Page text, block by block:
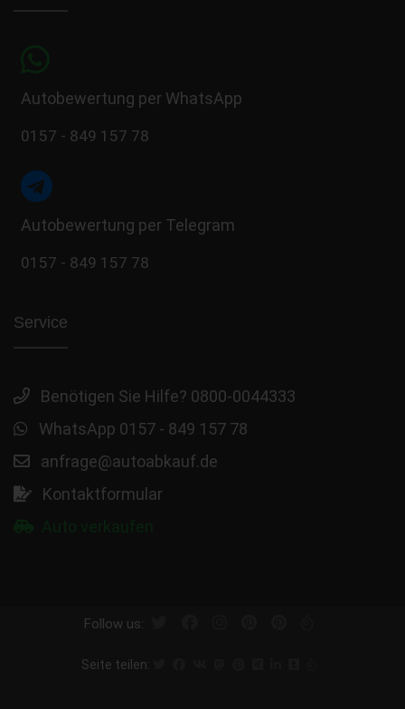
Autobewertung per WhatsApp
0157 - 849 157 78
Autobewertung per Telegram
0157 - 849 157 78
Service
Benötigen Sie Hilfe? 0800-0044333
WhatsApp 0157 - 849 157 78
anfrage@autoabkauf.de
Kontaktformular
Follow us:
Seite teilen: